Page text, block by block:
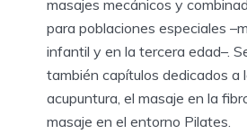
masajes mecánicos y
para poblaciones especiales
infantil y en la tercera edad–.
también capítulos dedicados a
acupuntura, el masaje en la
masaje en el entorno Pilates.